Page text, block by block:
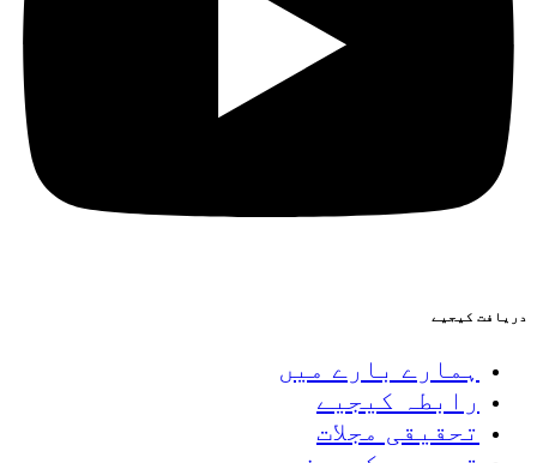
دریافت کیجیے
ہمارے بارے میں
رابطہ کیجیے
تحقیقی مجلات